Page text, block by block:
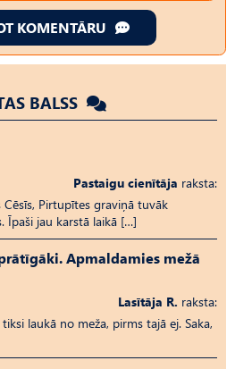
KOMENTĀRU
BALSS
Pastaigu cienītāja raksta:
Cēsīs, Pirtupītes graviņā tuvāk
Īpaši jau karstā laikā […]
Apmaldamies mežā
Lasītāja R. raksta:
laukā no meža, pirms tajā ej. Saka,